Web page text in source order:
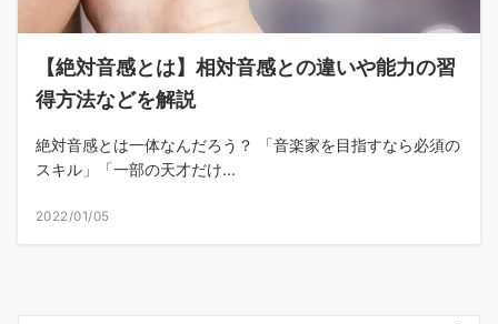
【絶対音感とは】相対音感との違いや能力の習
得方法などを解説
絶対音感とは一体なんだろう？ 「音楽家を目指すなら必須の
スキル」「一部の天才だけ...
2022/01/05